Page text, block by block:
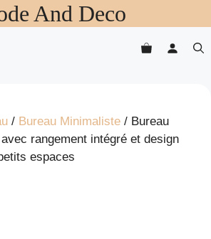
And Deco
/ Bureau Minimaliste / Bureau
rangement intégré et design
espaces